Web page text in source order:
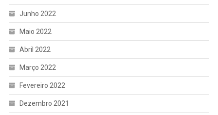
Junho 2022
Maio 2022
Abril 2022
Março 2022
Fevereiro 2022
Dezembro 2021